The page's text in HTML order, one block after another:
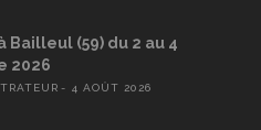
Bailleul (59) du 2 au 4
2026
4 AOÛT 2026